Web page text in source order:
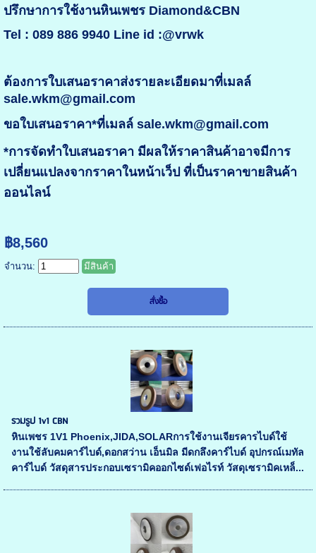
ปรึกษาการใช้งานหินเพชร Diamond&CBN
Tel : 089 886 9940 Line id :@vrwk
ต้องการใบเสนอราคาส่งรายละเอียดมาที่เมลล์
sale.wkm@gmail.com
ขอใบเสนอราคา*ที่เมลล์ sale.wkm@gmail.com
*การจัดทำใบเสนอราคา มีผลให้ราคาสินค้าอาจมีการ
เปลี่ยนแปลงจากราคาในหน้าเว็ป ที่เป็นราคาขายสินค้า
ออนไลน์
฿8,560
จำนวน: มีสินค้า
รวมรูป 1v1 CBN
หินเพชร 1V1 Phoenix,JIDA,SOLARการใช้งานเจียรคารไบด์ใช้
งานใช้ลับคมคาร์ไบด์,ดอกสว่าน เอ็นมิล มีดกลึงคาร์ไบด์ อุปกรณ์เมทัล
คาร์ไบด์ วัสดุสารประกอบเซรามิคออกไซด์เฟอไรท์ วัสดุเซรามิคเหล็...